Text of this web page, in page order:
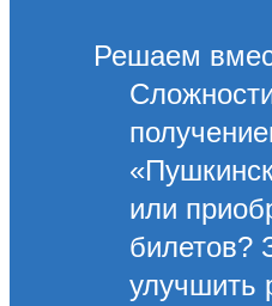
Решаем
или
билетов?
улучшить